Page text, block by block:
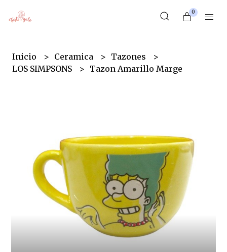
0
Inicio Ceramica
Tazones
LOS SIMPSONS
Tazon Amarillo Marge